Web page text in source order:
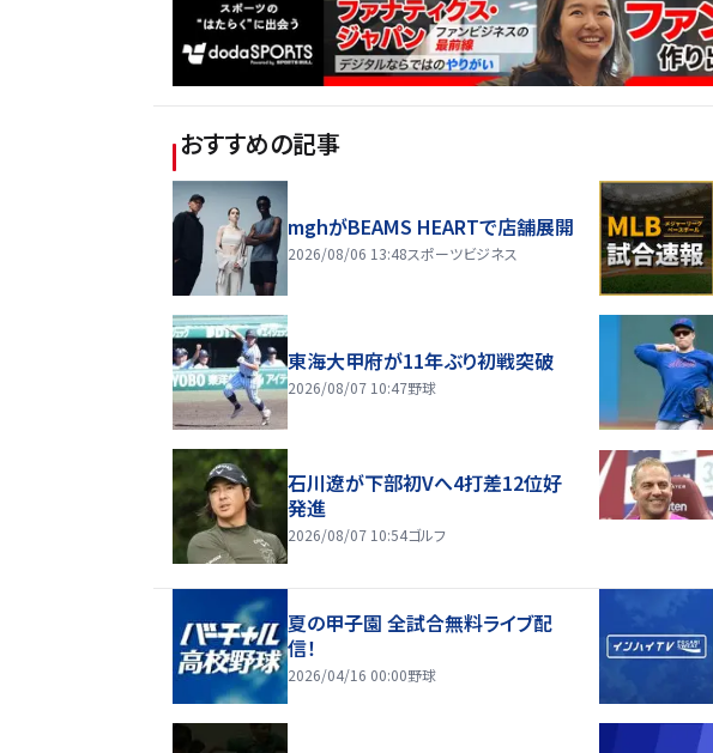
おすすめの記事
mghがBEAMS HEARTで店舗展開
2026/08/06 13:48スポーツビジネス
東海大甲府が11年ぶり初戦突破
2026/08/07 10:47野球
石川遼が下部初Vへ4打差12位好
発進
2026/08/07 10:54ゴルフ
夏の甲子園 全試合無料ライブ配
信！
2026/04/16 00:00野球